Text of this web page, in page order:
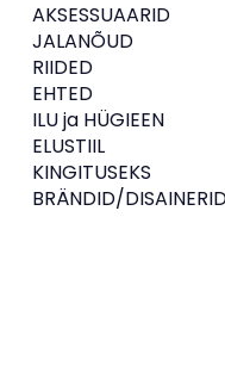
EHTED
ILU
ELUSTIIL
KINGITUSEKS
AKSESSUAARID
JALANÕUD
RIIDED
EHTED
ILU ja HÜGIEEN
ELUSTIIL
KINGITUSEKS
BRÄNDID/